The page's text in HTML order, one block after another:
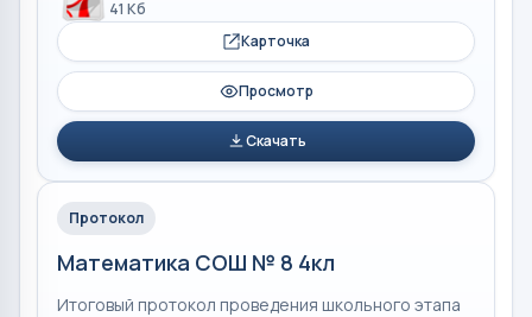
41 Кб
Карточка
Просмотр
Скачать
Протокол
Математика СОШ № 8 4кл
Итоговый протокол проведения школьного этапа